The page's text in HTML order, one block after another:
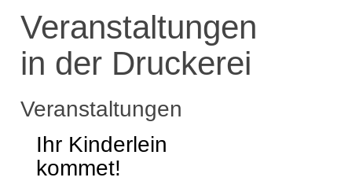
Veranstaltungen
in der Druckerei
Veranstaltungen
Ihr Kinderlein
kommet!